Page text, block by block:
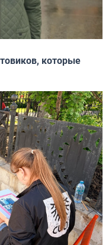
которые